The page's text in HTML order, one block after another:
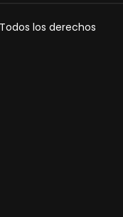
los derechos